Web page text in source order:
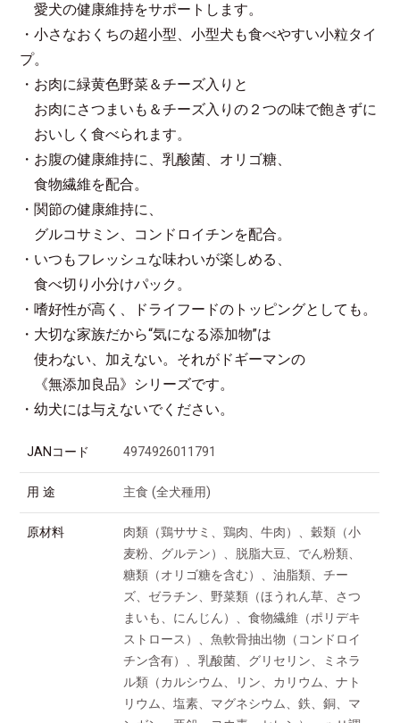
愛犬の健康維持をサポートします。
・小さなおくちの超小型、小型犬も食べやすい小粒タイ
プ。
・お肉に緑黄色野菜＆チーズ入りと
お肉にさつまいも＆チーズ入りの２つの味で飽きずに
おいしく食べられます。
・お腹の健康維持に、乳酸菌、オリゴ糖、
食物繊維を配合。
・関節の健康維持に、
グルコサミン、コンドロイチンを配合。
・いつもフレッシュな味わいが楽しめる、
食べ切り小分けパック。
・嗜好性が高く、ドライフードのトッピングとしても。
・大切な家族だから“気になる添加物”は
使わない、加えない。それがドギーマンの
《無添加良品》シリーズです。
・幼犬には与えないでください。
JANコード 4974926011791
用 途 主食 (全犬種用)
原材料
肉類（鶏ササミ、鶏肉、牛肉）、穀類（小
麦粉、グルテン）、脱脂大豆、でん粉類、
糖類（オリゴ糖を含む）、油脂類、チー
ズ、ゼラチン、野菜類（ほうれん草、さつ
まいも、にんじん）、食物繊維（ポリデキ
ストロース）、魚軟骨抽出物（コンドロイ
チン含有）、乳酸菌、グリセリン、ミネラ
ル類（カルシウム、リン、カリウム、ナト
リウム、塩素、マグネシウム、鉄、銅、マ